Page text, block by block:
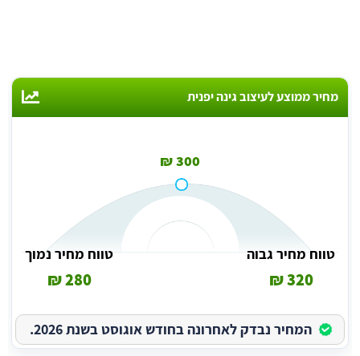
מחיר ממוצע לעיצוב גינה יפנית
300 ₪
טווח מחיר גבוה
320 ₪
טווח מחיר נמוך
280 ₪
המחיר נבדק לאחרונה בחודש אוגוסט בשנת 2026.